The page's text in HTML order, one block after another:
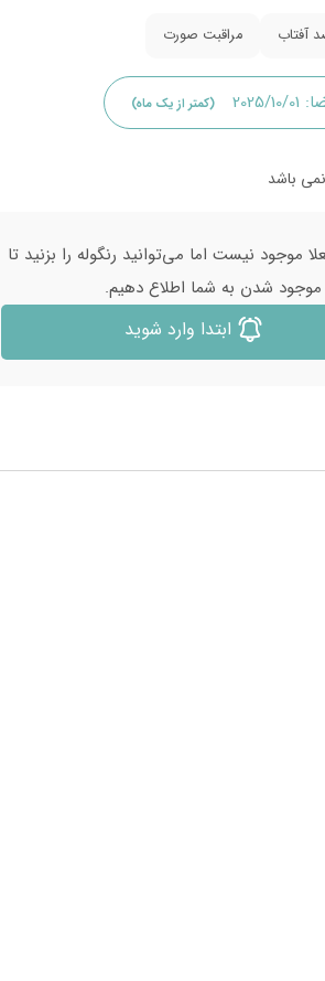
آفتاب مراقبت صورت
2025/10/01 (کمتر از یک ماه)
باشد
موجود نیست اما می‌توانید رنگوله را بزنید تا
شدن به شما اطلاع دهیم.
ابتدا وارد شوید